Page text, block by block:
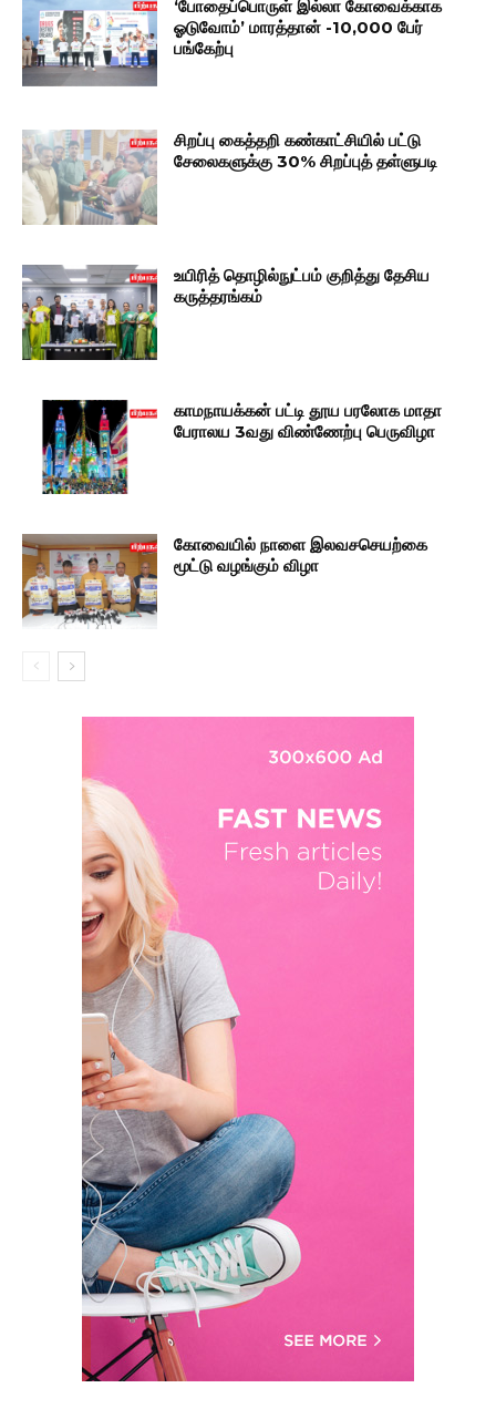
‘போதைப்பொருள் இல்லா கோவைக்காக
ஓடுவோம்’ மாரத்தான் -10,000 பேர்
பங்கேற்பு
சிறப்பு கைத்தறி கண்காட்சியில் பட்டு
சேலைகளுக்கு 30% சிறப்புத் தள்ளுபடி
உயிரித் தொழில்நுட்பம் குறித்து தேசிய
கருத்தரங்கம்
காமநாயக்கன் பட்டி தூய பரலோக மாதா
பேராலய 3வது விண்ணேற்பு பெருவிழா
கோவையில் நாளை இலவசசெயற்கை
மூட்டு வழங்கும் விழா